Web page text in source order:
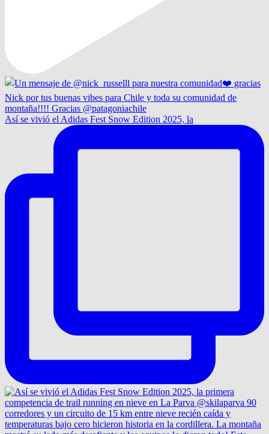
Así se vivió el Adidas Fest Snow Edition 2025, la